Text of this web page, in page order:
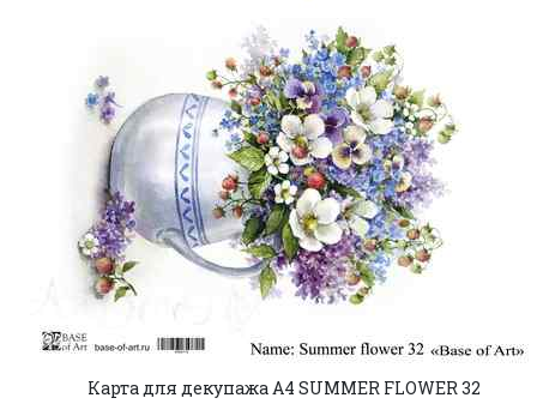
Карта для декупажа А4 SUMMER FLOWER 32